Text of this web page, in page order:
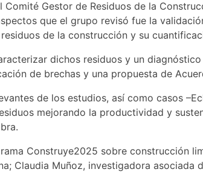
Gestor de Residuos de la
que el grupo revisó fue la
de la construcción y su
dichos residuos y un
de brechas y una propuesta de
de los estudios, así como casos
mejorando la productividad y
Construye2025 sobre construcción
Claudia Muñoz, investigadora asociada